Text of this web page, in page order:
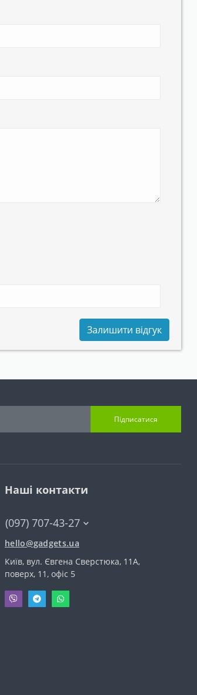
Залишити відгук
Підписатися
Наші контакти
(097) 707-43-27
hello@gadgets.ua
Київ, вул. Євгена Сверстюка, 11А,
поверх, 11, офіс 5